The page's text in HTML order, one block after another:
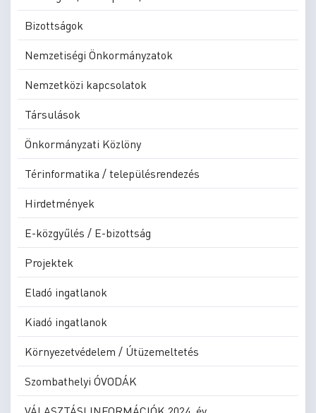
Bizottságok
Nemzetiségi Önkormányzatok
Nemzetközi kapcsolatok
Társulások
Önkormányzati Közlöny
Térinformatika / településrendezés
Hirdetmények
E-közgyűlés / E-bizottság
Projektek
Eladó ingatlanok
Kiadó ingatlanok
Környezetvédelem / Útüzemeltetés
Szombathelyi ÓVODÁK